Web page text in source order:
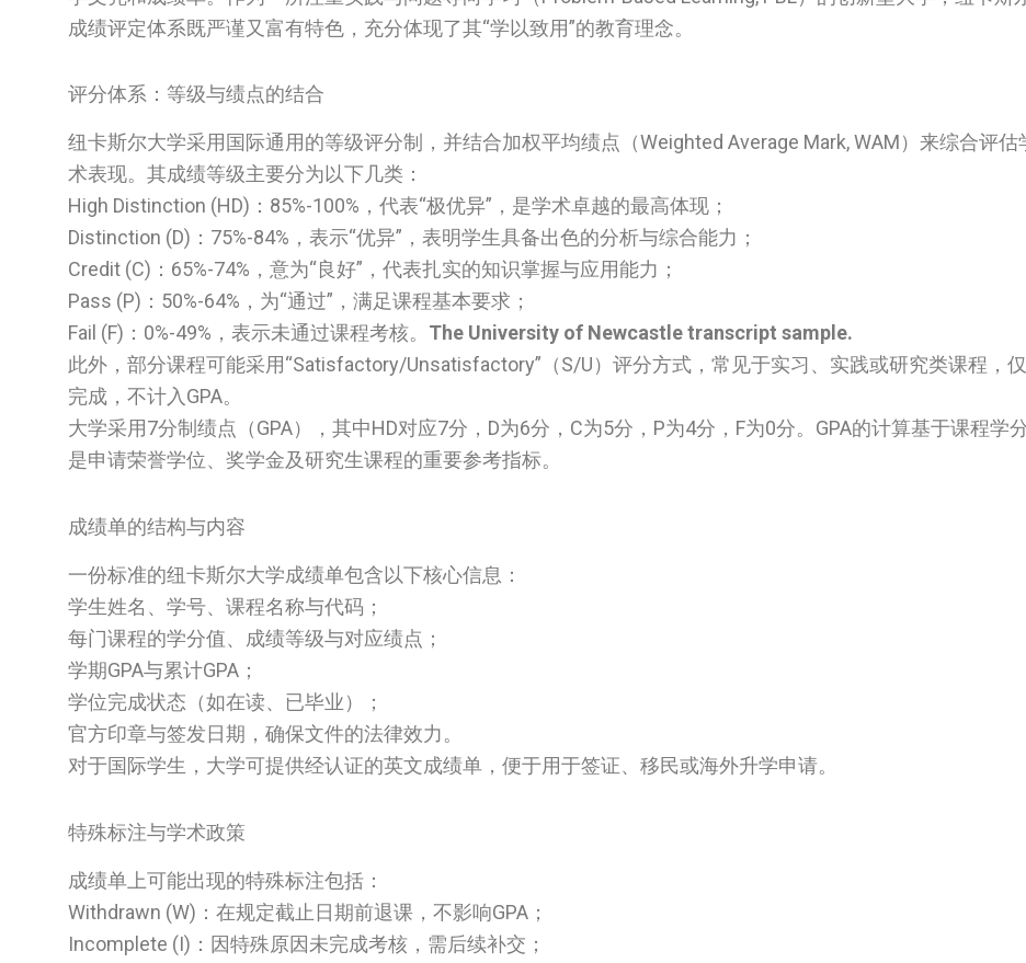
成绩评定体系既严谨又富有特色，充分体现了其“学以致用”的教育理念。
评分体系：等级与绩点的结合
纽卡斯尔大学采用国际通用的等级评分制，并结合加权平均绩点（Weighted Average Mark, WAM）来综合评估
术表现。其成绩等级主要分为以下几类：
High Distinction (HD)：85%-100%，代表“极优异”，是学术卓越的最高体现；
Distinction (D)：75%-84%，表示“优异”，表明学生具备出色的分析与综合能力；
Credit (C)：65%-74%，意为“良好”，代表扎实的知识掌握与应用能力；
Pass (P)：50%-64%，为“通过”，满足课程基本要求；
Fail (F)：0%-49%，表示未通过课程考核。 The University of Newcastle transcript sample.
此外，部分课程可能采用“Satisfactory/Unsatisfactory”（S/U）评分方式，常见于实习、实践或研究类课程，
完成，不计入GPA。
大学采用7分制绩点（GPA），其中HD对应7分，D为6分，C为5分，P为4分，F为0分。GPA的计算基于课程学
是申请荣誉学位、奖学金及研究生课程的重要参考指标。
成绩单的结构与内容
一份标准的纽卡斯尔大学成绩单包含以下核心信息：
学生姓名、学号、课程名称与代码；
每门课程的学分值、成绩等级与对应绩点；
学期GPA与累计GPA；
学位完成状态（如在读、已毕业）；
官方印章与签发日期，确保文件的法律效力。
对于国际学生，大学可提供经认证的英文成绩单，便于用于签证、移民或海外升学申请。
特殊标注与学术政策
成绩单上可能出现的特殊标注包括：
Withdrawn (W)：在规定截止日期前退课，不影响GPA；
Incomplete (I)：因特殊原因未完成考核，需后续补交；